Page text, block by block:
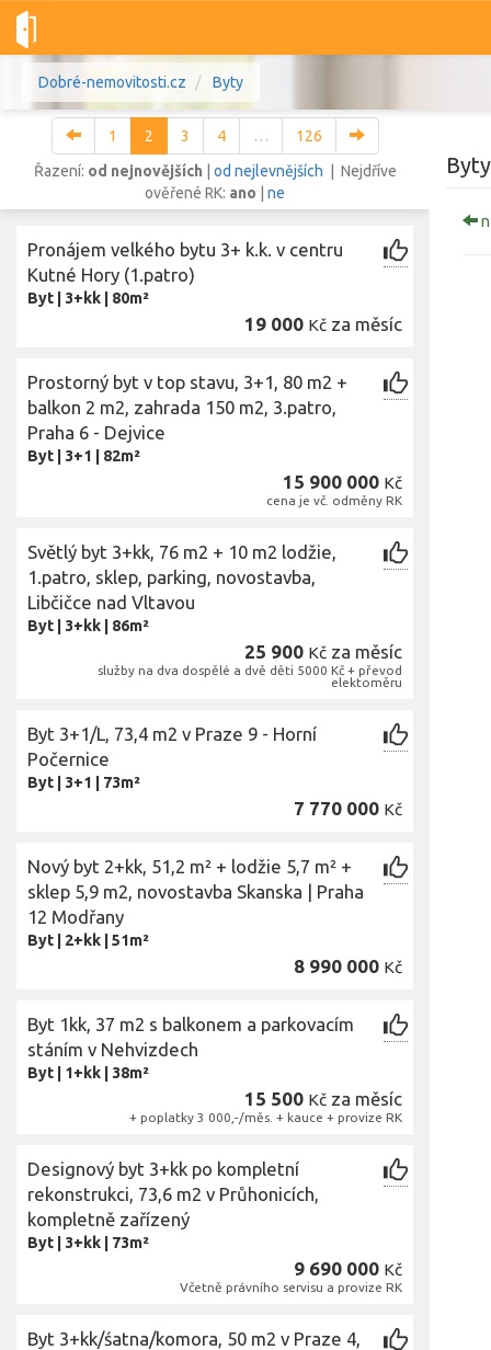
Dobré-nemovitosti.cz Byty
Lokalita
Lokalita
1 2 3 4 …
126
Řazení: od nejnovějších od nejlevnějších | Nejdříve
ověřené RK: ano ne
Pronájem velkého bytu 3+ k.k. v centru
Kutné Hory (1.patro)
Byt 3+kk 80m²
19 000 Kč za měsíc
Prostorný byt v top stavu, 3+1, 80 m2 +
balkon 2 m2, zahrada 150 m2, 3.patro,
Praha 6 - Dejvice
Byt 3+1 82m²
15 900 000 Kč
cena je vč. odměny RK
Světlý byt 3+kk, 76 m2 + 10 m2 lodžie,
1.patro, sklep, parking, novostavba,
Libčičce nad Vltavou
Byt 3+kk 86m²
25 900 Kč za měsíc
služby na dva dospělé a dvě děti 5000 Kč + převod
elektoměru
Byt 3+1/L, 73,4 m2 v Praze 9 - Horní
Počernice
Byt 3+1 73m²
7 770 000 Kč
Nový byt 2+kk, 51,2 m² + lodžie 5,7 m² +
sklep 5,9 m2, novostavba Skanska | Praha
12 Modřany
Byt 2+kk 51m²
8 990 000 Kč
Byt 1kk, 37 m2 s balkonem a parkovacím
stáním v Nehvizdech
Byt 1+kk 38m²
15 500 Kč za měsíc
+ poplatky 3 000,-/měs. + kauce + provize RK
Designový byt 3+kk po kompletní
rekonstrukci, 73,6 m2 v Průhonicích,
kompletně zařízený
Byt 3+kk 73m²
9 690 000 Kč
Včetně právního servisu a provize RK
Byt 3+kk/śatna/komora, 50 m2 v Praze 4,